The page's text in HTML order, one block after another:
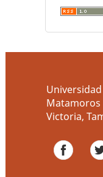
Victoria,